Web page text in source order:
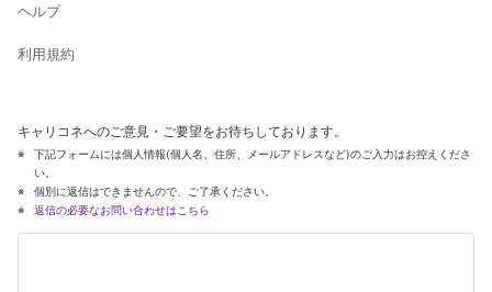
ヘルプ
利用規約
キャリコネへのご意見・ご要望をお待ちしております。
下記フォームには個人情報(個人名、住所、メールアドレスなど)のご入力はお控えくださ
い。
個別に返信はできませんので、ご了承ください。
返信の必要なお問い合わせはこちら